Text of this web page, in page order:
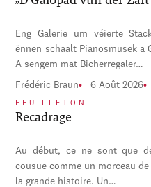
Eng Galerie um véierte
ënnen schaalt Pianosmusek a
A sengem mat Bicherregaler…
Frédéric Braun 6 Août 2026
FEUILLETON
Recadrage
Au début, ce ne sont que
cousue comme un morceau
la grande histoire. Un…